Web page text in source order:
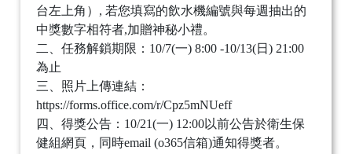
台左上角）, 若您填寫的飲水機編號與每週抽出的
中獎數字相符者,加贈神秘小禮。
二、任務解鎖期限：10/7(一) 8:00 -10/13(日) 21:00
為止
三、照片上傳連結：
https://forms.office.com/r/Cpz5mNUeff
四、得獎公告：10/21(一) 12:00以前公告於衛生保
健組網頁，同時email (o365信箱)通知得獎者。